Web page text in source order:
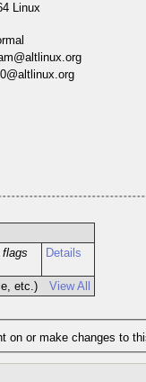
Linux
flags Details
View All
etc.)
on or make changes to